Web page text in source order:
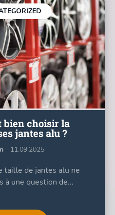
bien choisir la
jantes alu ?
- 11.09.2025
taille de jantes alu ne
à une question de...